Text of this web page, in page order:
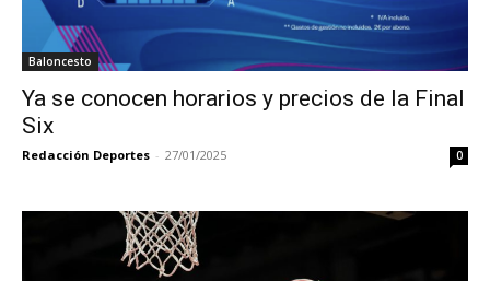
Baloncesto
Ya se conocen horarios y precios de la Final
Six
Redacción Deportes - 27/01/2025 0